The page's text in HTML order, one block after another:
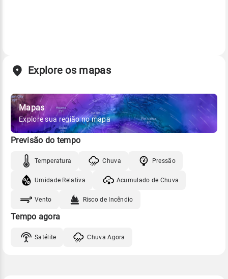
Explore os mapas
Mapas
Explore sua região no mapa
Previsão do tempo
Temperatura Chuva Pressão
Umidade Relativa Acumulado de Chuva
Vento Risco de Incêndio
Tempo agora
Satélite Chuva Agora